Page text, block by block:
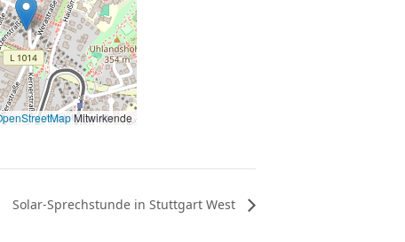
Mitwirkende
Solar-Sprechstunde in Stuttgart West